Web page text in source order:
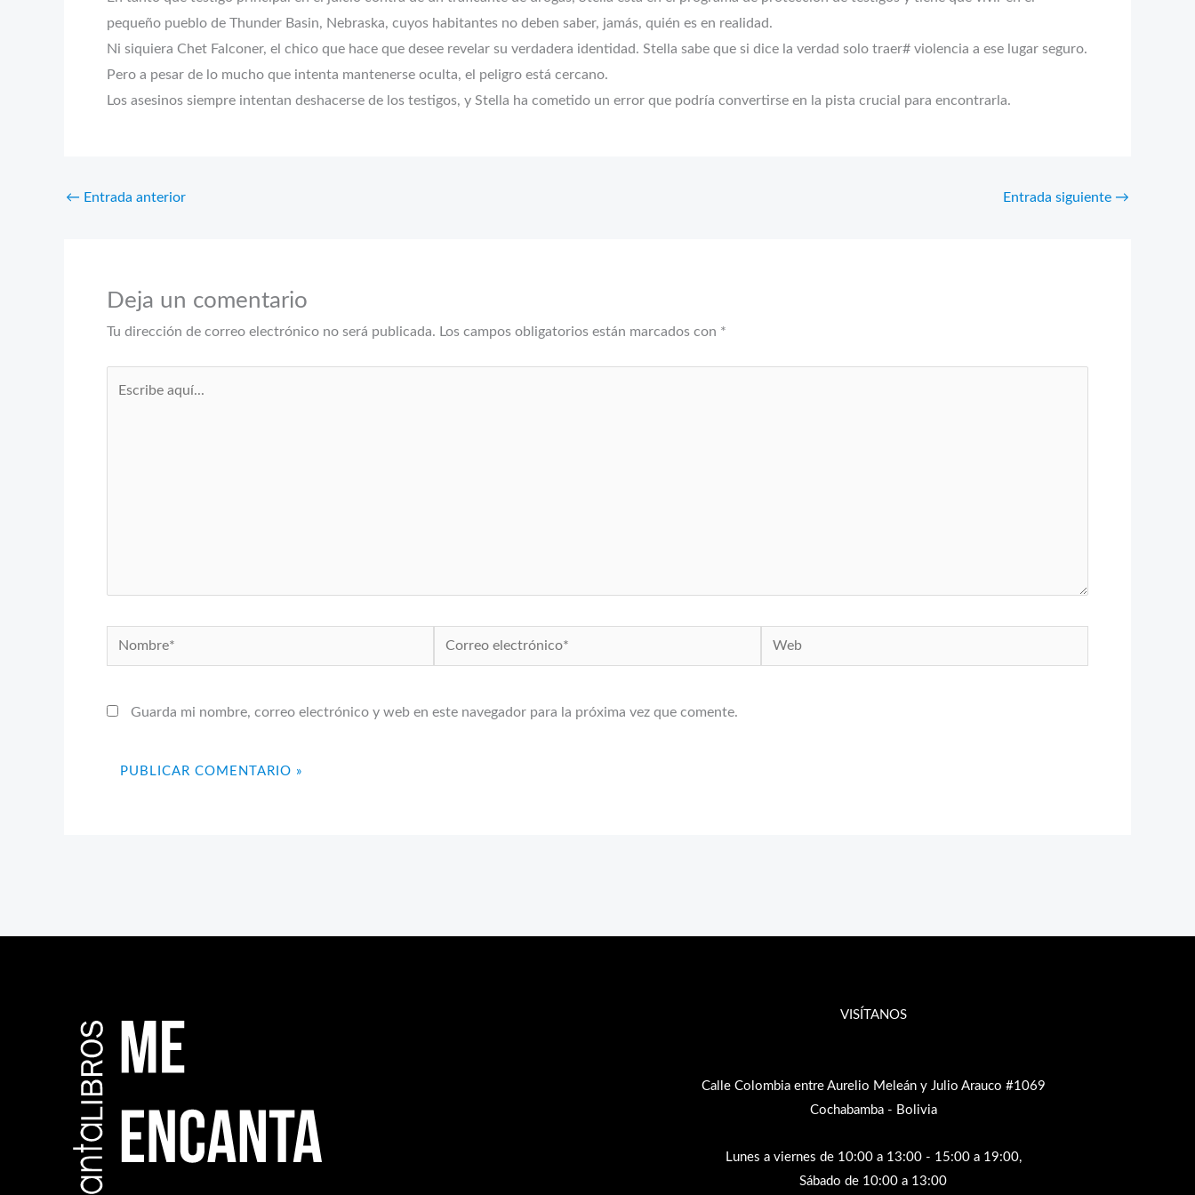
pequeño pueblo de Thunder Basin, Nebraska, cuyos habitantes no deben saber, jamás, quién es en realidad.
Ni siquiera Chet Falconer, el chico que hace que desee revelar su verdadera identidad. Stella sabe que si dice la verdad solo traer# violencia a ese lugar seguro.
Pero a pesar de lo mucho que intenta mantenerse oculta, el peligro está cercano.
Los asesinos siempre intentan deshacerse de los testigos, y Stella ha cometido un error que podría convertirse en la pista crucial para encontrarla.
← Entrada anterior Entrada siguiente →
Deja un comentario
Tu dirección de correo electrónico no será publicada. Los campos obligatorios están marcados con *
Nombre*
Correo
electrónico*
Web
Guarda mi nombre, correo electrónico y web en este navegador para la próxima vez que comente.
VISÍTANOS
Calle Colombia entre Aurelio Meleán y Julio Arauco #1069
Cochabamba - Bolivia
Lunes a viernes de 10:00 a 13:00 - 15:00 a 19:00,
Sábado de 10:00 a 13:00